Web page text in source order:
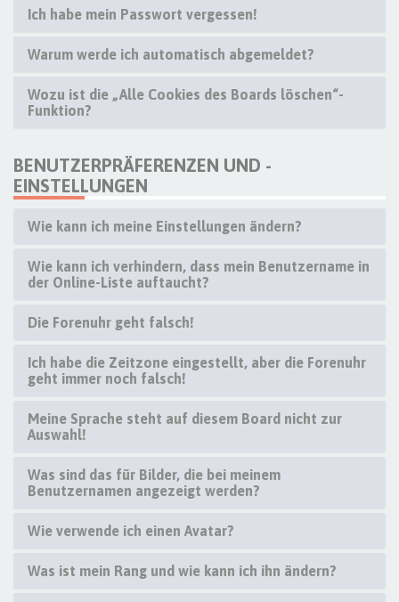
Ich habe mein Passwort vergessen!
Warum werde ich automatisch abgemeldet?
Wozu ist die „Alle Cookies des Boards löschen“-
Funktion?
BENUTZERPRÄFERENZEN UND -
EINSTELLUNGEN
Wie kann ich meine Einstellungen ändern?
Wie kann ich verhindern, dass mein Benutzername in
der Online-Liste auftaucht?
Die Forenuhr geht falsch!
Ich habe die Zeitzone eingestellt, aber die Forenuhr
geht immer noch falsch!
Meine Sprache steht auf diesem Board nicht zur
Auswahl!
Was sind das für Bilder, die bei meinem
Benutzernamen angezeigt werden?
Wie verwende ich einen Avatar?
Was ist mein Rang und wie kann ich ihn ändern?